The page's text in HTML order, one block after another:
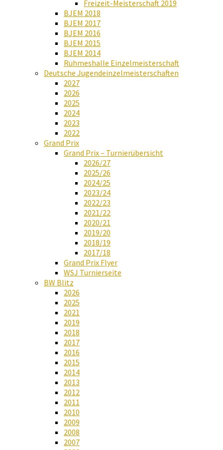
Freizeit-Meisterschaft 2019
BJEM 2018
BJEM 2017
BJEM 2016
BJEM 2015
BJEM 2014
Ruhmeshalle Einzelmeisterschaft
Deutsche Jugendeinzelmeisterschaften
2027
2026
2025
2024
2023
2022
Grand Prix
Grand Prix – Turnierübersicht
2026/27
2025/26
2024/25
2023/24
2022/23
2021/22
2020/21
2019/20
2018/19
2017/18
Grand Prix Flyer
WSJ Turnierseite
BW Blitz
2026
2025
2021
2019
2018
2017
2016
2015
2014
2013
2012
2011
2010
2009
2008
2007